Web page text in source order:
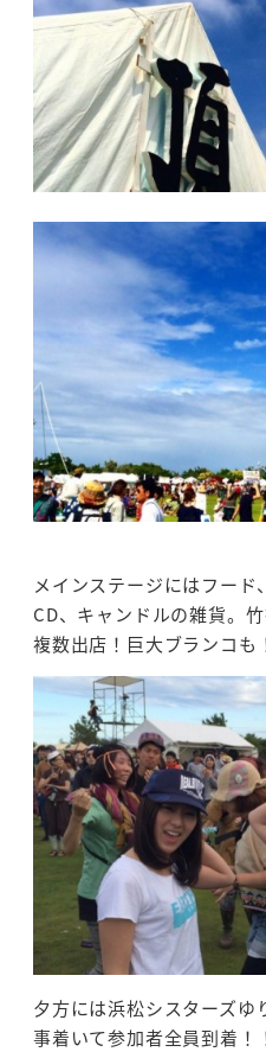
メインステージにはフー
CD、キャンドルの雑貨。
複数出店！巨大ブランコも
夕方には浜松シスターズゆ
事着いて参加者全員到着！